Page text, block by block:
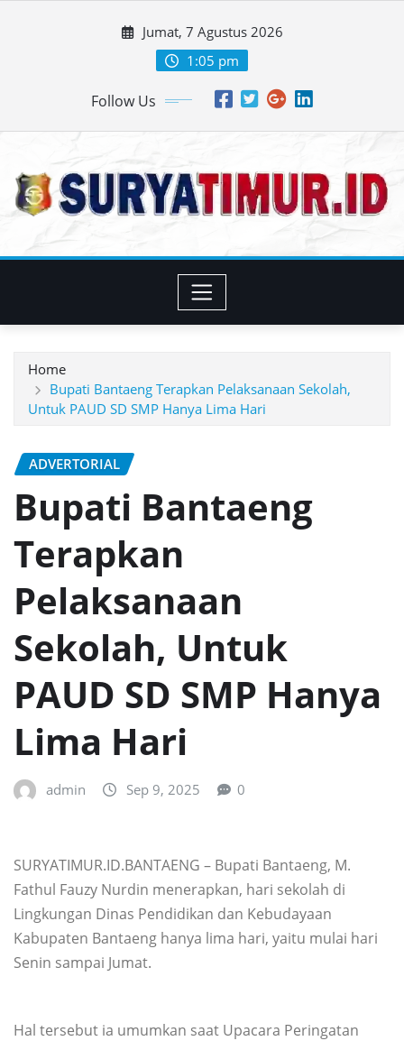
Jumat, 7 Agustus 2026
1:05 pm
Follow Us
Home
Bupati Bantaeng Terapkan Pelaksanaan Sekolah,
Untuk PAUD SD SMP Hanya Lima Hari
ADVERTORIAL
Bupati Bantaeng
Terapkan
Pelaksanaan
Sekolah, Untuk
PAUD SD SMP Hanya
Lima Hari
admin Sep 9, 2025 0
SURYATIMUR.ID.BANTAENG – Bupati Bantaeng, M.
Fathul Fauzy Nurdin menerapkan, hari sekolah di
Lingkungan Dinas Pendidikan dan Kebudayaan
Kabupaten Bantaeng hanya lima hari, yaitu mulai hari
Senin sampai Jumat.
Hal tersebut ia umumkan saat Upacara Peringatan